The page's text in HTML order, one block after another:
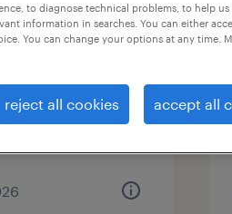
h/f
bourgogne-
per year
to diagnose technical problems, to help
information in searches. You can either
You can change your options at any time.
reject all cookies accept all